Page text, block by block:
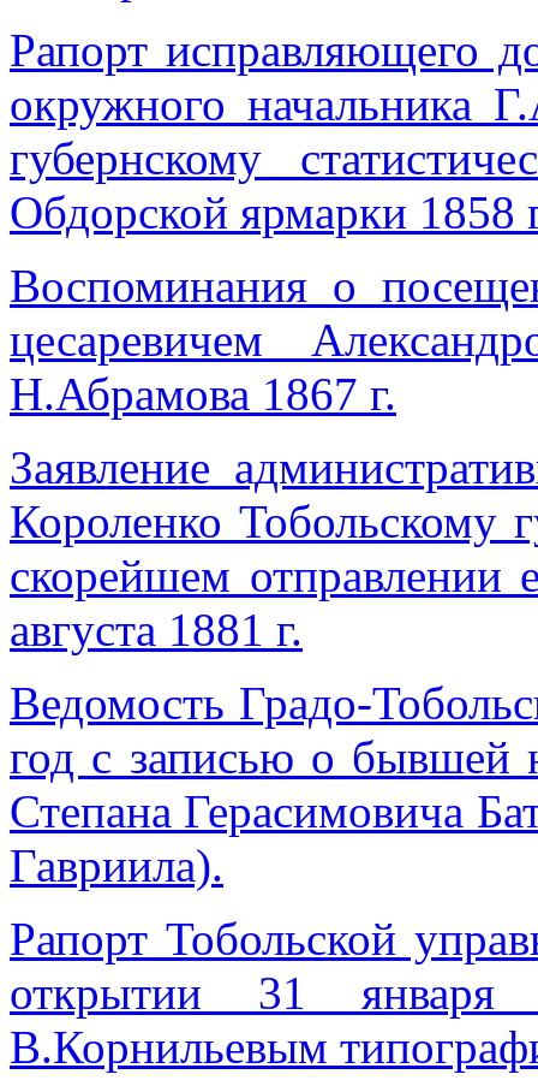
Рапорт исправляющего
окружного начальника
губернскому
Обдорской ярмарки 1858
Воспоминания о
цесаревичем
Н.Абрамова 1867 г.
Заявление
Короленко Тобольскому
скорейшем
августа 1881 г.
Ведомость Градо-
год с записью о бывшей
Степана Герасимовича
Гавриила).
Рапорт Тобольской
открытии 31 января
В.Корнильевым